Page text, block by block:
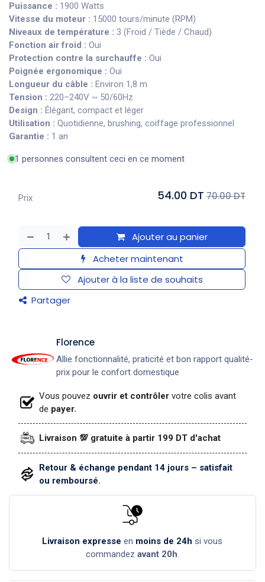
Puissance : 1900 Watts
Vitesse du moteur : 15000 tours/minute (RPM)
Niveaux de température : 3 (Froid / Tiède / Chaud)
Fonction air froid : Oui
Protection contre la surchauffe : Oui
Poignée ergonomique : Oui
Longueur du câble : Environ 1,8 m
Tension : 220–240V ~ 50/60Hz
Design : Élégant, compact et léger
Utilisation : Quotidienne, brushing, coiffage professionnel
Garantie : 1 an
1 personnes consultent ceci en ce moment
Ajouter au panier
Acheter maintenant
Ajouter à la liste de souhaits
Partager
Prix 54.00 DT 70.00 DT
​Florence
Allie fonctionnalité, praticité et bon rapport qualité-
prix pour le confort domestique
Vous pouvez ouvrir et contrôler votre colis avant
de payer.
Livraison 💯 gratuite à partir 199 DT d'achat
Retour & échange pendant 14 jours – satisfait
ou remboursé.
Livraison expresse en moins de 24h si vous
commandez avant 20h.